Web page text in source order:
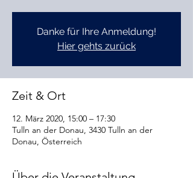
Danke für Ihre Anmeldung!
Hier gehts zurück
Zeit & Ort
12. März 2020, 15:00 – 17:30
Tulln an der Donau, 3430 Tulln an der
Donau, Österreich